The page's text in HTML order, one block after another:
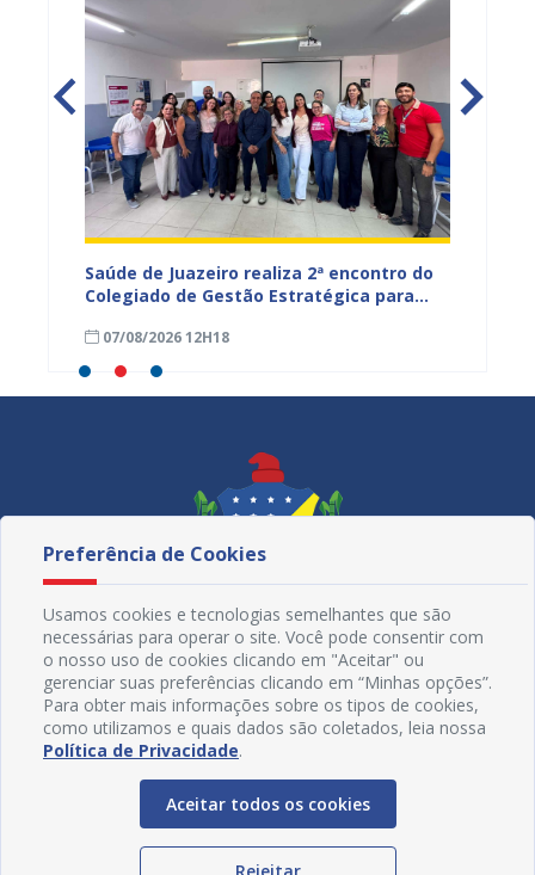
Saúde de Juazeiro realiza 2ª encontro do
Colegiado de Gestão Estratégica para
monitoramento do SUS
07/08/2026 12H18
Redes Sociais
Preferência de Cookies
Usamos cookies e tecnologias semelhantes que são
necessárias para operar o site. Você pode consentir com
o nosso uso de cookies clicando em "Aceitar" ou
gerenciar suas preferências clicando em “Minhas opções”.
Para obter mais informações sobre os tipos de cookies,
como utilizamos e quais dados são coletados, leia nossa
Política de Privacidade.
Aceitar todos os cookies
Rejeitar